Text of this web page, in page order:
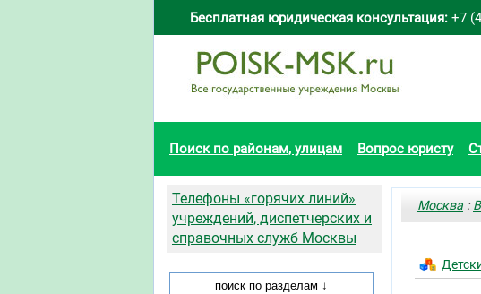
Бесплатная юридическая консультация: +7
Поиск по районам, улицам Вопрос юристу
Москва :
Телефоны «горячих линий»
учреждений, диспетчерских и
справочных служб Москвы